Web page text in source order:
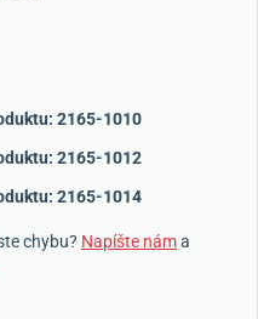
2165-1010
2165-1012
2165-1014
chybu? Napíšte náma